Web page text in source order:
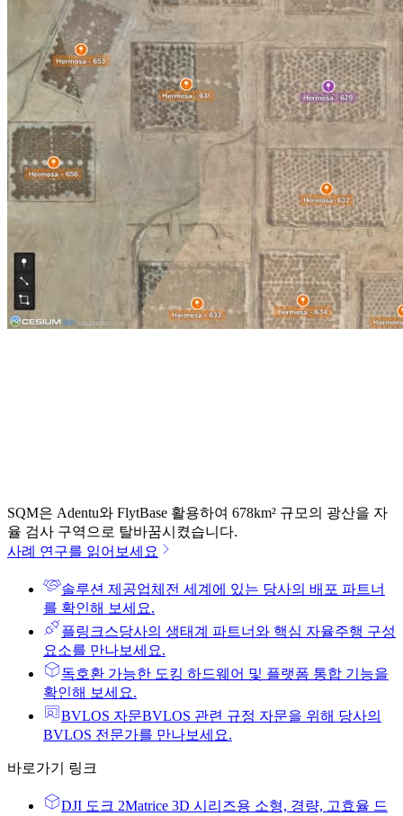
SQM은 Adentu와 FlytBase 활용하여 678km² 규모의 광산을 자
율 검사 구역으로 탈바꿈시켰습니다.
사례 연구를 읽어보세요
솔루션 제공업체 전 세계에 있는 당사의 배포 파트너
를 확인해 보세요.
플링크스당사의 생태계 파트너와 핵심 자율주행 구성
요소를 만나보세요.
독호환 가능한 도킹 하드웨어 및 플랫폼 통합 기능을
확인해 보세요.
BVLOS 자문BVLOS 관련 규정 자문을 위해 당사의
BVLOS 전문가를 만나보세요.
바로가기 링크
DJI 도크 2Matrice 3D 시리즈용 소형, 경량, 고효율 드